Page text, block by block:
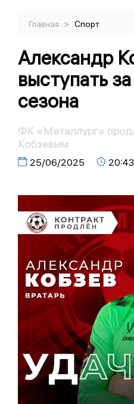
Главная > Спорт
Александр
выступать
сезона
ФК «Металлург»
Кобзевым
25/06/2025 20:43